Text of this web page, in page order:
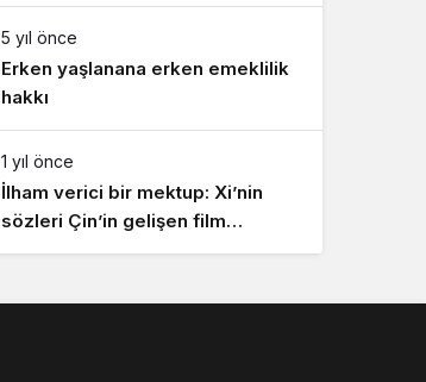
5 yıl önce
Erken yaşlanana erken emeklilik
hakkı
1 yıl önce
İlham verici bir mektup: Xi’nin
sözleri Çin’in gelişen film
endüstrisinde yankı uyandırdı